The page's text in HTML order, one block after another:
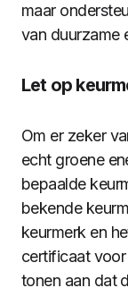
maar
van duurzame
Let op
Om er zeker
echt groene
bepaalde
bekende
keurmerk en
certificaat
tonen aan dat